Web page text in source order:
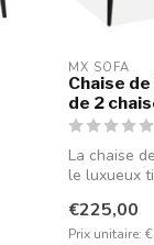
MX SOFA
Chaise
de 2
La chaise
le luxueux
€225,00
Prix unitaire: